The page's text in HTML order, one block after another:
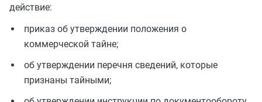
действие:
приказ об утверждении положения о
коммерческой тайне;
об утверждении перечня сведений, которые
признаны тайными;